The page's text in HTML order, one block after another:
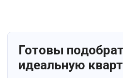
Готовы
идеальную